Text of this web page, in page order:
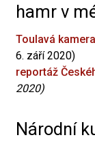
hamr v
Toulavá
6. září 2020)
reportáž
2020)
Národní